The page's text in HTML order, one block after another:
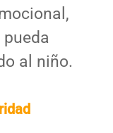
al niño.